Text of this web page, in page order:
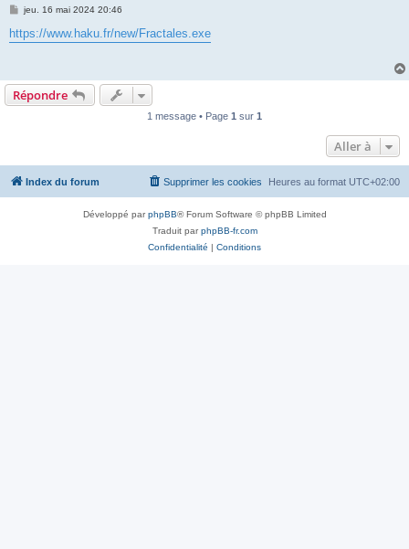
M
s
s
jeu. 16 mai 2024 20:46
https://www.haku.fr/new/Fractales.exe
Répondre
1 message • Page 1 sur 1
Aller à
Index du forum Heures au format UTC+02:00
Supprimer les cookies
Développé parphpBB® Forum Software © phpBB Limited
Traduit parphpBB-fr.com
Confidentialité | Conditions